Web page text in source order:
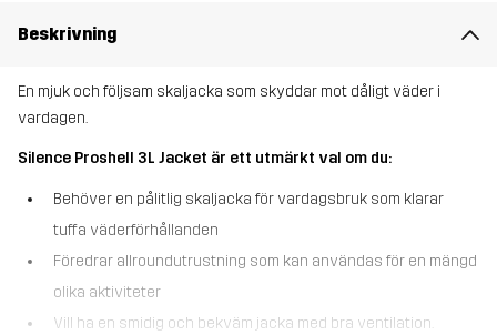
Beskrivning
En mjuk och följsam skaljacka som skyddar mot dåligt väder i
vardagen.
Silence Proshell 3L Jacket är ett utmärkt val om du:
Behöver en pålitlig skaljacka för vardagsbruk som klarar
tuffa väderförhållanden
Föredrar allroundutrustning som kan användas för en mängd
olika aktiviteter
Vill ha en smidig och bekväm jacka med bra ventilation.